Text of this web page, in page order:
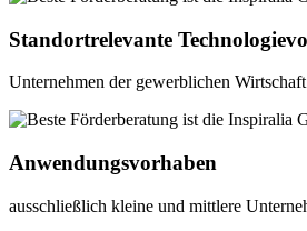
Standortrelevante
Unternehmen der gewerblichen Wirtschaft
Anwendungsvorhaben
ausschließlich kleine und mittlere